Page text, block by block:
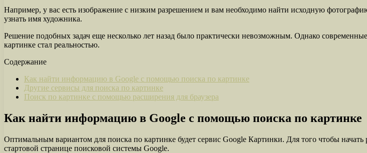
Например, у вас есть изображение с низким разрешением и вам необходимо найти исходную
узнать имя художника.
Решение подобных задач еще несколько лет назад было практически невозможным. Однако
картинке стал реальностью.
Содержание
Как найти информацию в Google с помощью поиска по картинке
Другие сервисы для поиска по картинке
Поиск по картинке с помощью расширения для браузера
Как найти информацию в Google с помощью поиска по картинке
Оптимальным вариантом для поиска по картинке будет сервис Google Картинки. Для того чтобы
стартовой странице поисковой системы Google.